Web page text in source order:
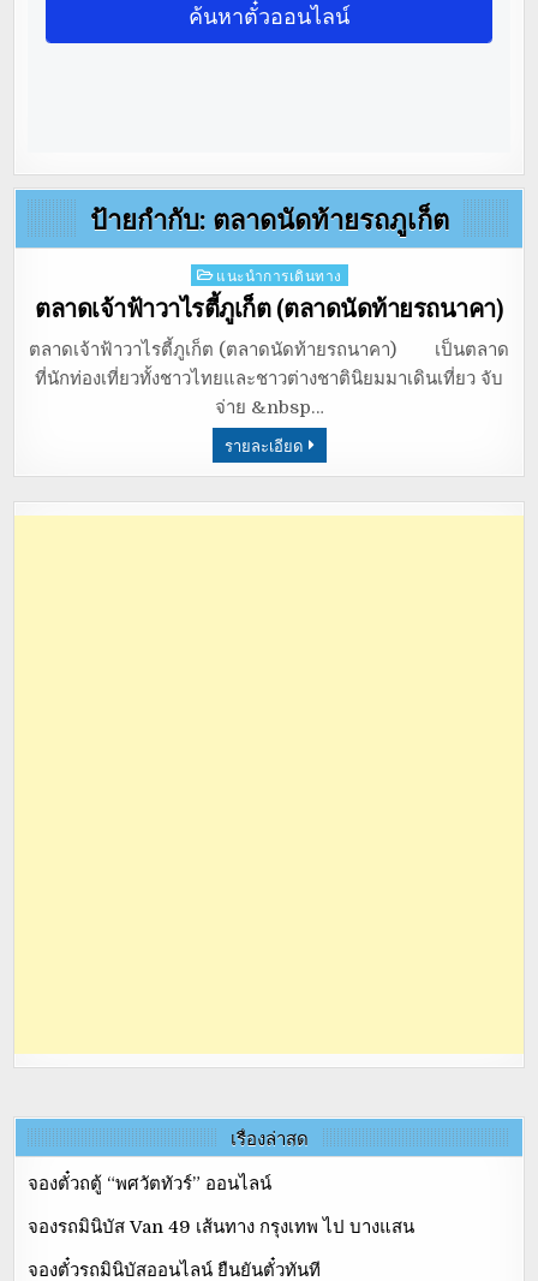
ป้ายกำกับ: ตลาดนัดท้ายรถภูเก็ต
Posted
in
แนะนำการเดินทาง
ตลาดเจ้าฟ้าวาไรตี้ภูเก็ต (ตลาดนัดท้ายรถนาคา)
ตลาดเจ้าฟ้าวาไรตี้ภูเก็ต (ตลาดนัดท้ายรถนาคา) เป็นตลาด
ที่นักท่องเที่ยวทั้งชาวไทยและชาวต่างชาตินิยมมาเดินเที่ยว จับ
จ่าย &nbsp…
รายละเอียด
เรื่องล่าสุด
จองตั๋วถตู้ “พศวัตทัวร์” ออนไลน์
จองรถมินิบัส Van 49 เส้นทาง กรุงเทพ ไป บางแสน
จองตั๋วรถมินิบัสออนไลน์ ยืนยันตั๋วทันที